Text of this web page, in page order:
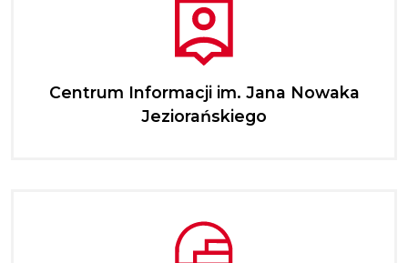
Centrum Informacji im. Jana Nowaka
Jeziorańskiego